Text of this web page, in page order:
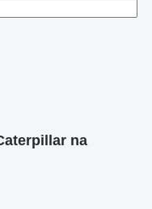
na